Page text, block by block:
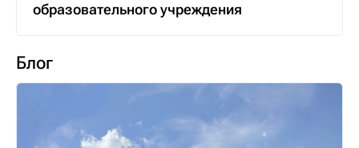
образовательного учреждения
Блог